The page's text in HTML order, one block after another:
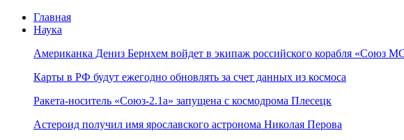
Главная
Наука
Американка Дениз Бернхем войдет в экипаж российского корабля «Союз
Карты в РФ будут ежегодно обновлять за счет данных из космоса
Ракета-носитель «Союз-2.1а» запущена с космодрома Плесецк
Астероид получил имя ярославского астронома Николая Перова